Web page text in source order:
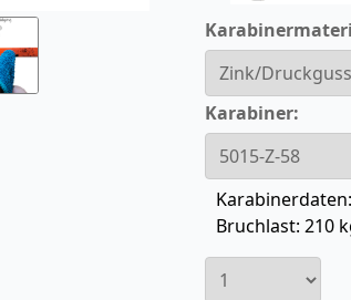
Karabiner:
Bruchlast: 210